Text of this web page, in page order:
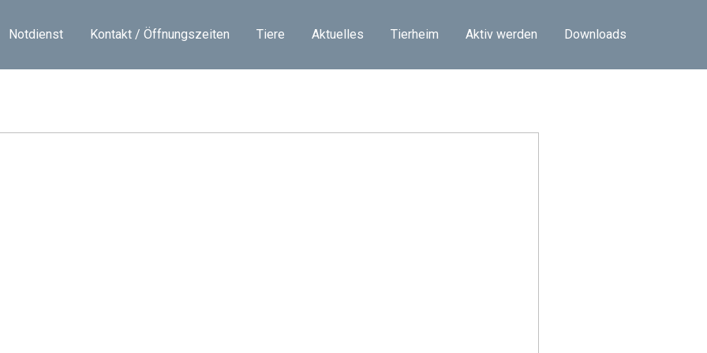
Notdienst Kontakt / Öffnungszeiten Tiere Aktuelles Tierheim Aktiv werden Downloads